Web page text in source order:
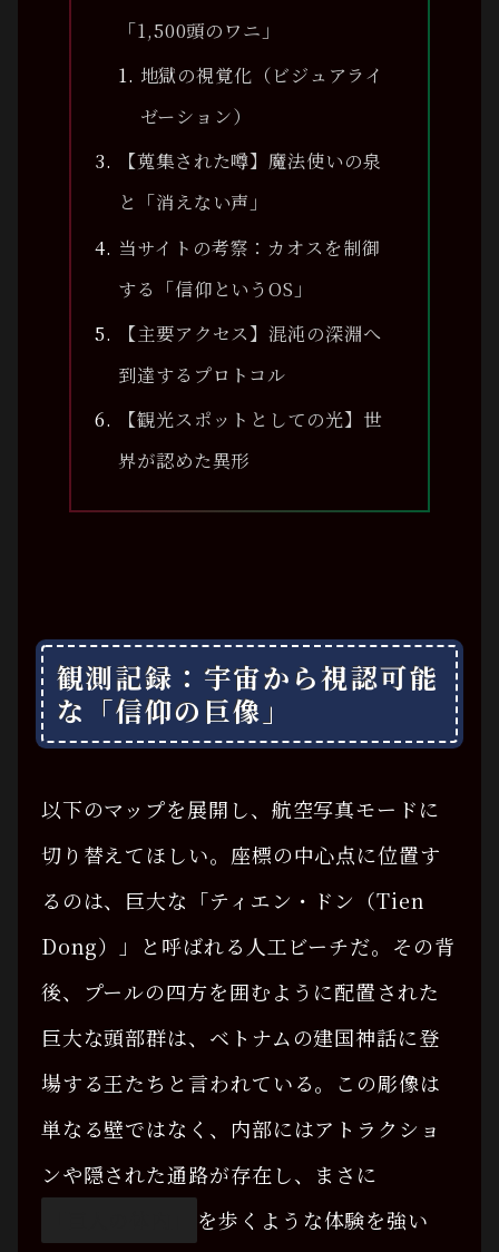
「1,500頭のワニ」
地獄の視覚化（ビジュアライ
ゼーション）
【蒐集された噂】魔法使いの泉
と「消えない声」
当サイトの考察：カオスを制御
する「信仰というOS」
【主要アクセス】混沌の深淵へ
到達するプロトコル
【観光スポットとしての光】世
界が認めた異形
観測記録：宇宙から視認可能
な「信仰の巨像」
以下のマップを展開し、航空写真モードに
切り替えてほしい。座標の中心点に位置す
るのは、巨大な「ティエン・ドン（Tien
Dong）」と呼ばれる人工ビーチだ。その背
後、プールの四方を囲むように配置された
巨大な頭部群は、ベトナムの建国神話に登
場する王たちと言われている。この彫像は
単なる壁ではなく、内部にはアトラクショ
ンや隠された通路が存在し、まさに
を歩くような体験を強い